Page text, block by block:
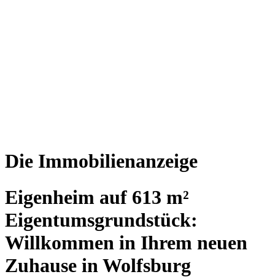
Die Immobilienanzeige
Eigenheim auf 613 m²
Eigentumsgrundstück:
Willkommen in Ihrem neuen
Zuhause in Wolfsburg